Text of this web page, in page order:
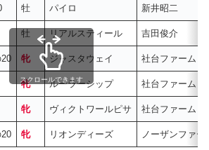
牡 パイロ 新井昭二
牡 リアルスティール 吉田俊介
牝 ジャスタウェイ 社台ファーム
牝 ルーラーシップ 社台ファーム
牝 ヴィクトワールピサ 社台ファーム
牝 リオンディーズ ノーザンファー
スクロールできます